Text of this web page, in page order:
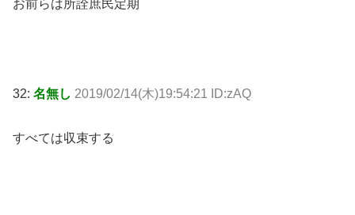
お前らは所詮庶民定期
32: 名無し 2019/02/14(木)19:54:21 ID:zAQ
すべては収束する